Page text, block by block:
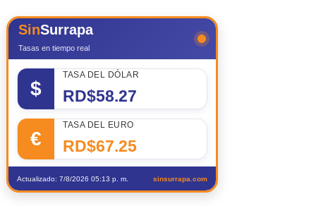
SinSurrapa
Tasas en tiempo real
$
TASA DEL DÓLAR
RD$58.27
€
TASA DEL EURO
RD$67.25
Actualizado: 7/8/2026 05:13 p. m. sinsurrapa.com